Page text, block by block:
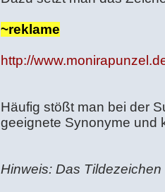
~reklame
http://
Häufig stößt man bei der
geeignete Synonyme und
Hinweis: Das